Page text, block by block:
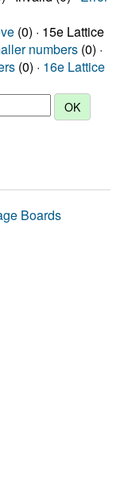
(0) · 15e Lattice
numbers (0) ·
(0) · 16e Lattice
Boards